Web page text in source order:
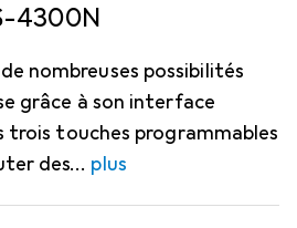
4300N
nombreuses possibilités
grâce à son interface
trois touches programmables
des
plus